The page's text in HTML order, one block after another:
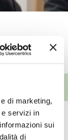
di marketing,
servizi in
sui
di
I VIDEO